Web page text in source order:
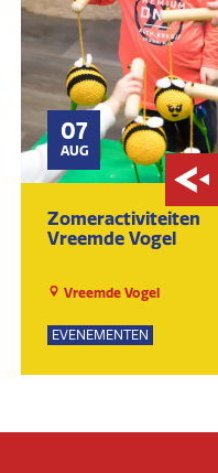
07
AUG
Zomeractiviteiten
Vreemde Vogel
Vreemde Vogel
EVENEMENTEN